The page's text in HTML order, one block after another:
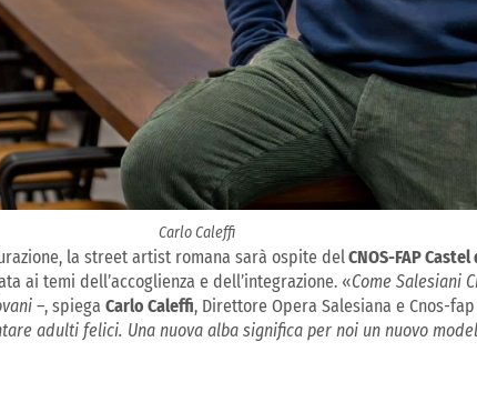
Carlo Caleffi
la street artist romana sarà ospite delCNOS-FAP
ai temi dell’accoglienza e dell’integrazione. «Come Salesiani
–, spiega Carlo Caleffi, Direttore Opera Salesiana e Cnos-
adulti felici. Una nuova alba significa per noi un nuovo